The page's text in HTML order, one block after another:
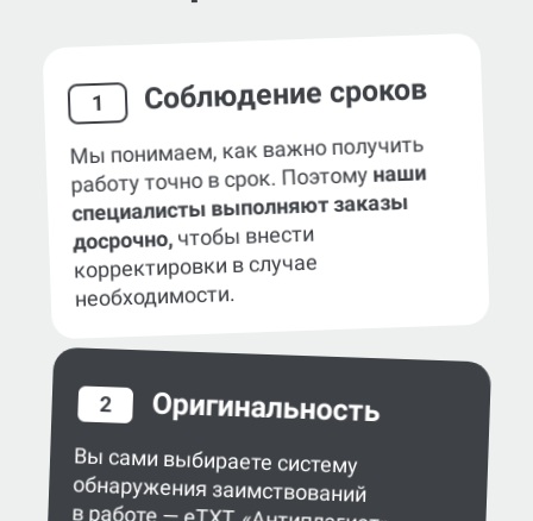
1 Соблюдение сроков
Мы понимаем, как важно получить
работу точно в срок. Поэтому наши
специалисты выполняют заказы
досрочно, чтобы внести
корректировки в случае
необходимости.
2 Оригинальность
Вы сами выбираете систему
обнаружения заимствований
в работе — eTXT, «Антиплагиат»